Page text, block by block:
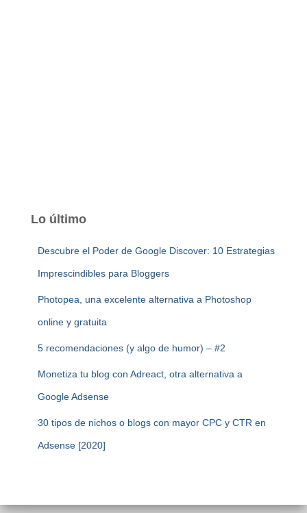
Lo último
Descubre el Poder de Google Discover: 10 Estrategias
Imprescindibles para Bloggers
Photopea, una excelente alternativa a Photoshop
online y gratuita
5 recomendaciones (y algo de humor) – #2
Monetiza tu blog con Adreact, otra alternativa a
Google Adsense
30 tipos de nichos o blogs con mayor CPC y CTR en
Adsense [2020]